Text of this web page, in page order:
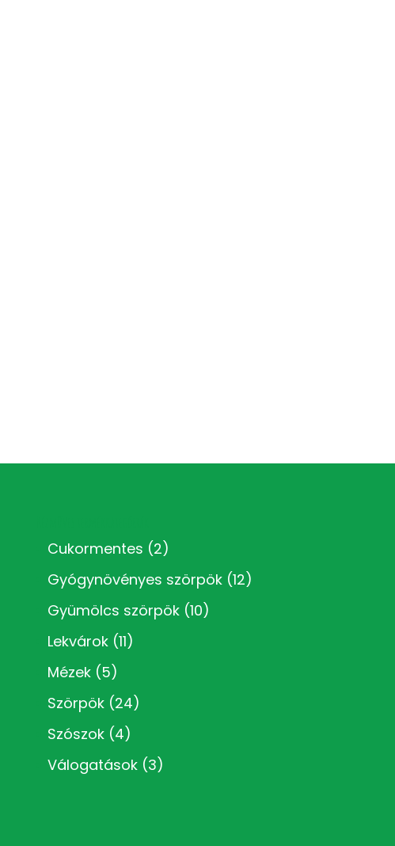
Cukormentes (2)
Gyógynövényes szörpök (12)
Gyümölcs szörpök (10)
Lekvárok (11)
Mézek (5)
Szörpök (24)
Szószok (4)
Válogatások (3)